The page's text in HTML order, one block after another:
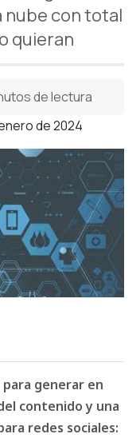
nube con total
quieran
de 2024
de lectura
generar en
contenido y una
redes sociales: